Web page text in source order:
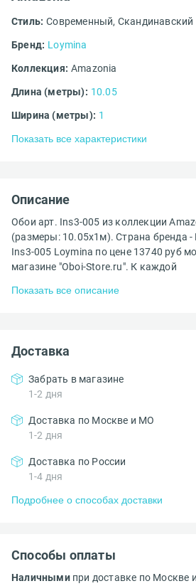
Стиль: Современный, Скандинавский
Бренд: Loymina
Коллекция: Amazonia
Длина (метры): 10.05
Ширина (метры): 1
Показать все характеристики
Описание
Обои арт. Ins3-005 из коллекции
(размеры: 10.05х1м). Страна бренда -
Ins3-005 Loymina по цене 13740 руб
магазине "Oboi-Store.ru". К каждой
Показать все описание
Доставка
Забрать в магазине
1-2 дня
Доставка по Москве и МО
1-2 дня
Доставка по России
1-4 дня
Подробнее о способах доставки
Способы оплаты
Наличнымипри доставке по Москве